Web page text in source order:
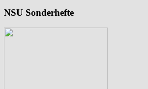
NSU Sonderhefte